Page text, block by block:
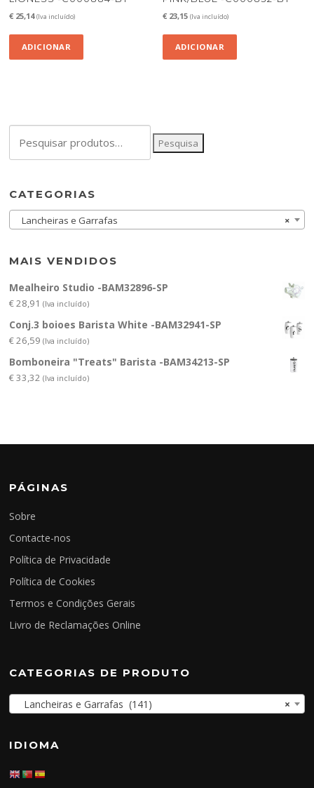
€ 25,14 (Iva incluído)
ADICIONAR
€ 23,15 (Iva incluído)
ADICIONAR
por:
Pesquisa
CATEGORIAS
×
Lancheiras e Garrafas
MAIS VENDIDOS
Mealheiro Studio -BAM32896-SP
€28,91 (Iva incluído)
Conj.3 boioes Barista White -BAM32941-SP
€26,59 (Iva incluído)
Bomboneira "Treats" Barista -BAM34213-SP
€33,32 (Iva incluído)
PÁGINAS
Sobre
Contacte-nos
Política de Privacidade
Política de Cookies
Termos e Condições Gerais
Livro de Reclamações Online
CATEGORIAS DE PRODUTO
×
Lancheiras e Garrafas (141)
IDIOMA